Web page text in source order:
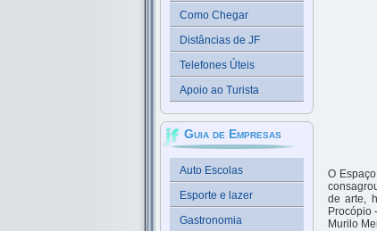
Como Chegar
Distâncias de JF
Telefones Úteis
Apoio ao Turista
Guia de Empresas
Auto Escolas
Esporte e lazer
Gastronomia
O
de arte,
Procópio
Murilo